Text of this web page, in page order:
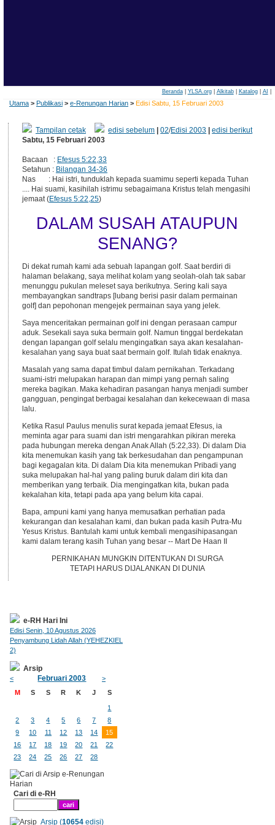
Beranda| YLSA.org| Alkitab| Katalog| AI
Utama > Publikasi > e-Renungan Harian > Edisi Sabtu, 15 Februari 2003
Tampilan cetak edisi sebelum |02/Edisi 2003 |edisi berikut
Sabtu, 15 Februari 2003
Bacaan : Efesus 5:22,33
Setahun : Bilangan 34-36
Nas : Hai istri, tunduklah kepada suamimu seperti kepada Tuhan
.... Hai suami, kasihilah istrimu sebagaimana Kristus telah mengasihi
jemaat (Efesus 5:22,25)
DALAM SUSAH ATAUPUN
SENANG?
Di dekat rumah kami ada sebuah lapangan golf. Saat berdiri di
halaman belakang, saya melihat kolam yang seolah-olah tak sabar
menunggu pukulan meleset saya berikutnya. Sering kali saya
membayangkan sandtraps [lubang berisi pasir dalam permainan
golf] dan pepohonan mengejek permainan saya yang jelek.
Saya menceritakan permainan golf ini dengan perasaan campur
aduk. Sesekali saya suka bermain golf. Namun tinggal berdekatan
dengan lapangan golf selalu mengingatkan saya akan kesalahan-
kesalahan yang saya buat saat bermain golf. Itulah tidak enaknya.
Masalah yang sama dapat timbul dalam pernikahan. Terkadang
suami-istri melupakan harapan dan mimpi yang pernah saling
mereka bagikan. Maka kehadiran pasangan hanya menjadi sumber
gangguan, pengingat berbagai kesalahan dan kekecewaan di masa
lalu.
Ketika Rasul Paulus menulis surat kepada jemaat Efesus, ia
meminta agar para suami dan istri mengarahkan pikiran mereka
pada hubungan mereka dengan Anak Allah (5:22,33). Di dalam Dia
kita menemukan kasih yang tak berkesudahan dan pengampunan
bagi kegagalan kita. Di dalam Dia kita menemukan Pribadi yang
suka melupakan hal-hal yang paling buruk dalam diri kita dan
memberikan yang terbaik. Dia mengingatkan kita, bukan pada
kekalahan kita, tetapi pada apa yang belum kita capai.
Bapa, ampuni kami yang hanya memusatkan perhatian pada
kekurangan dan kesalahan kami, dan bukan pada kasih Putra-Mu
Yesus Kristus. Bantulah kami untuk kembali mengasihipasangan
kami dalam terang kasih Tuhan yang besar -- Mart De Haan II
PERNIKAHAN MUNGKIN DITENTUKAN DI SURGA
TETAPI HARUS DIJALANKAN DI DUNIA
e-RH Hari Ini
Edisi Senin, 10 Agustus 2026
Penyambung Lidah Allah (YEHEZKIEL
2)
Arsip
< Februari 2003
>
M
S S R K J S
1
2
3 4 5 6 7
8
9
10 11 12 13 14
15
16
17 18 19 20 21
22
23
24 25 26 27 28
Cari di e-RH
Arsip (10654edisi)